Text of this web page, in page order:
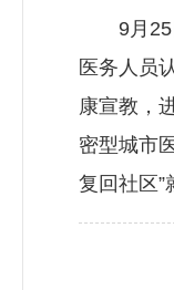
9月25日
医务人员
康宣教，
密型城市
复回社区”